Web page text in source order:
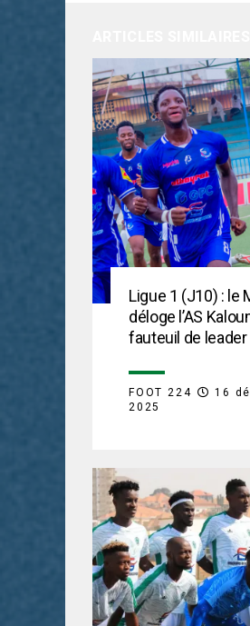
Ligue 1 (J10) : le
déloge l’AS
fauteuil de leader
FOOT 224
16
2025